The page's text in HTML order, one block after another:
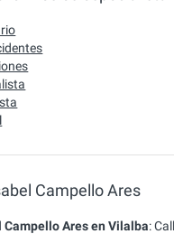
Campello Ares
Ares en Vilalba: